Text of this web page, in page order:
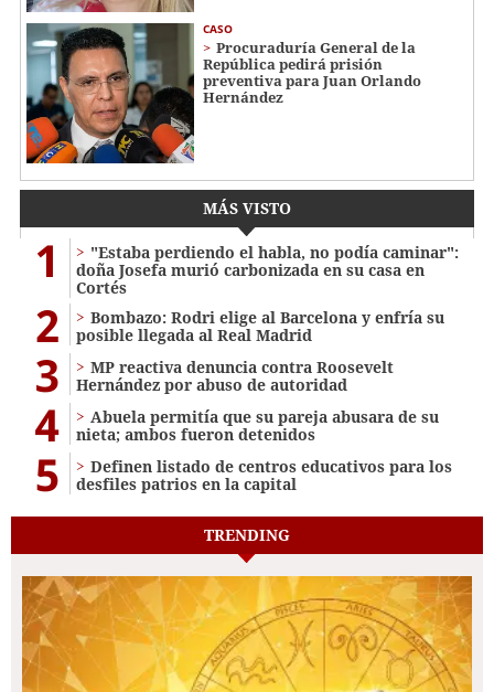
CASO
Procuraduría General de la
República pedirá prisión
preventiva para Juan Orlando
Hernández
MÁS VISTO
1
"Estaba perdiendo el habla, no podía caminar":
doña Josefa murió carbonizada en su casa en
Cortés
2
Bombazo: Rodri elige al Barcelona y enfría su
posible llegada al Real Madrid
3
MP reactiva denuncia contra Roosevelt
Hernández por abuso de autoridad
4
Abuela permitía que su pareja abusara de su
nieta; ambos fueron detenidos
5
Definen listado de centros educativos para los
desfiles patrios en la capital
TRENDING